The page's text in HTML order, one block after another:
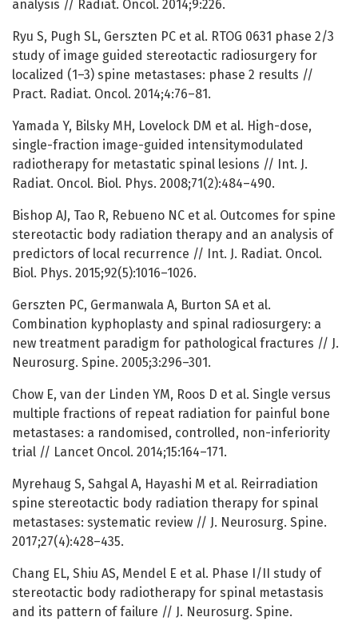
analysis // Radiat. Oncol. 2014;9:226.
Ryu S, Pugh SL, Gerszten PC et al. RTOG 0631 phase 2/3
study of image guided stereotactic radiosurgery for
localized (1–3) spine metastases: phase 2 results //
Pract. Radiat. Oncol. 2014;4:76–81.
Yamada Y, Bilsky MH, Lovelock DM et al. High-dose,
single-fraction image-guided intensitymodulated
radiotherapy for metastatic spinal lesions // Int. J.
Radiat. Oncol. Biol. Phys. 2008;71(2):484–490.
Bishop AJ, Tao R, Rebueno NC et al. Outcomes for spine
stereotactic body radiation therapy and an analysis of
predictors of local recurrence // Int. J. Radiat. Oncol.
Biol. Phys. 2015;92(5):1016–1026.
Gerszten PC, Germanwala A, Burton SA et al.
Combination kyphoplasty and spinal radiosurgery: a
new treatment paradigm for pathological fractures // J.
Neurosurg. Spine. 2005;3:296–301.
Chow E, van der Linden YM, Roos D et al. Single versus
multiple fractions of repeat radiation for painful bone
metastases: a randomised, controlled, non-inferiority
trial // Lancet Oncol. 2014;15:164–171.
Myrehaug S, Sahgal A, Hayashi M et al. Reirradiation
spine stereotactic body radiation therapy for spinal
metastases: systematic review // J. Neurosurg. Spine.
2017;27(4):428–435.
Chang EL, Shiu AS, Mendel E et al. Phase I/II study of
stereotactic body radiotherapy for spinal metastasis
and its pattern of failure // J. Neurosurg. Spine.